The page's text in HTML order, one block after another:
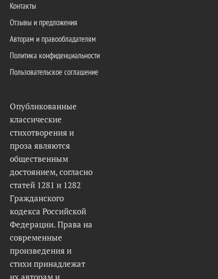
Контакты
Отзывы и предложения
Авторам и правообладателям
Политика конфиденциальности
Пользовательское соглашение
Опубликованные
классические
стихотворения и
проза являются
общественным
достоянием, согласно
статей 1281 и 1282
Гражданского
кодекса Российской
Федерации. Права на
современные
произведения и
стихи принадлежат